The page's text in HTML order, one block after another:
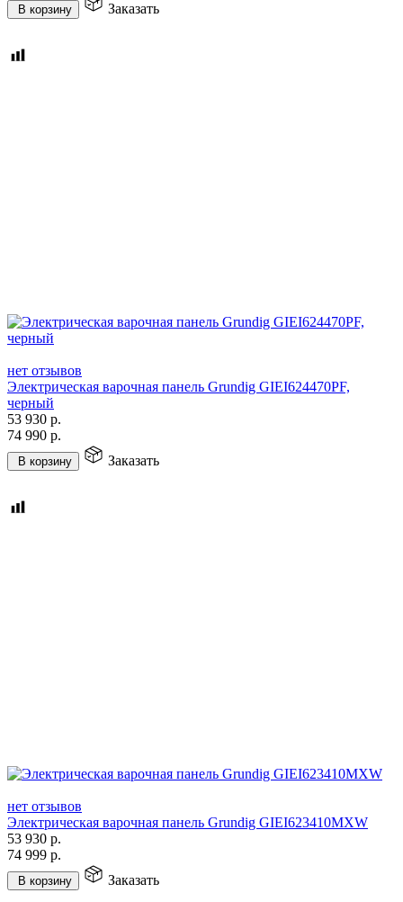
В корзину Заказать
нет отзывов
Электрическая варочная панель Grundig GIEI624470PF,
черный
53 930 р.
74 990 р.
В корзину Заказать
нет отзывов
Электрическая варочная панель Grundig GIEI623410MXW
53 930 р.
74 999 р.
В корзину Заказать